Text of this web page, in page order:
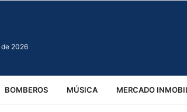
2026
BOMBEROS MÚSICA MERCADO